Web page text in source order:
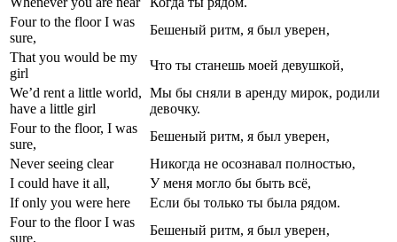
Four to the floor I was
sure,
Бешеный ритм, я был уверен,
That you would be my
girl
Что ты станешь моей девушкой,
We’d rent a little world,
have a little girl
Мы бы сняли в аренду мирок, родили
девочку.
Four to the floor, I was
sure,
Бешеный ритм, я был уверен,
Never seeing clear
Никогда не осознавал полностью,
I could have it all,
У меня могло бы быть всё,
If only you were here
Если бы только ты была рядом.
Four to the floor I was
sure,
Бешеный ритм, я был уверен,